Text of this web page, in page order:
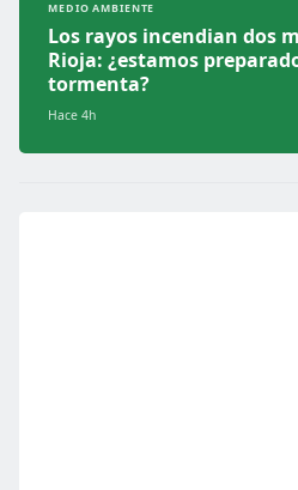
MEDIO AMBIENTE
Los rayos incendian dos
Rioja: ¿estamos
tormenta?
Hace 4h